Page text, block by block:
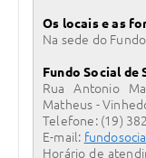
Os locais e as
Na sede do
Fundo Social de
Rua Antonio
Matheus -
Telefone: (19)
E-mail:
Horário de